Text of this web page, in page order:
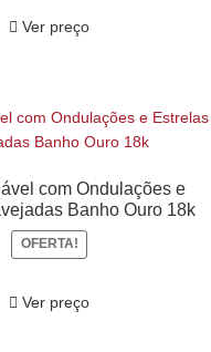
Ver preço
com Ondulações e
Banho Ouro 18k
OFERTA!
Ver preço